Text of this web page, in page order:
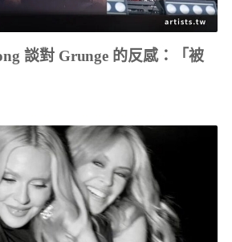
談對 Grunge 的反感：「被